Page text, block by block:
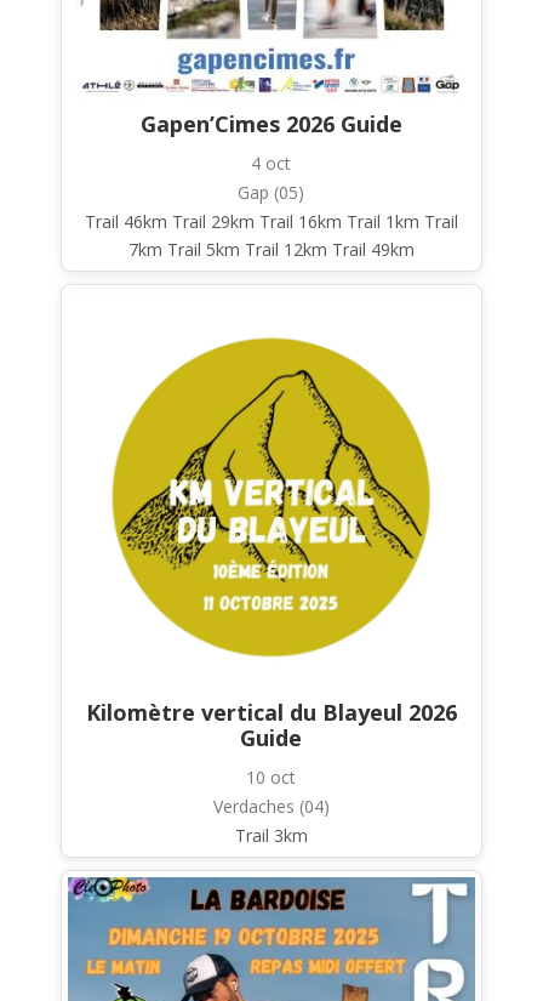
Gapen’Cimes 2026 Guide
4 oct
Gap (05)
Trail 46km Trail 29km Trail 16km Trail 1km Trail
7km Trail 5km Trail 12km Trail 49km
Kilomètre vertical du Blayeul 2026
Guide
10 oct
Verdaches (04)
Trail 3km